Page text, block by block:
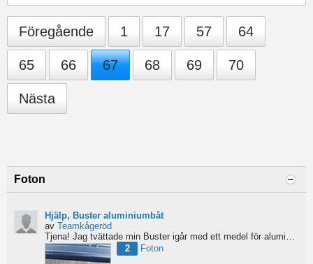
Föregående 1 17 57 64
65 66 67 68 69 70
Nästa
Foton
Hjälp, Buster aluminiumbåt
av Teamkågeröd
Tjena! Jag tvättade min Buster igår med ett medel för aluminiumbåtar och nu blev ytan konstig/flammig...
2
Foton